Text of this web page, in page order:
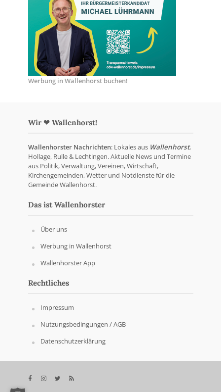
Werbung in Wallenhorst buchen!
Wir ❤ Wallenhorst!
Wallenhorster Nachrichten: Lokales aus Wallenhorst,
Hollage, Rulle & Lechtingen. Aktuelle News und Termine
aus Politik, Verwaltung, Vereinen, Wirtschaft,
Kirchengemeinden, Wetter und Notdienste für die
Gemeinde Wallenhorst.
Das ist Wallenhorster
Über uns
Werbung in Wallenhorst
Wallenhorster App
Rechtliches
Impressum
Nutzungsbedingungen / AGB
Datenschutzerklärung